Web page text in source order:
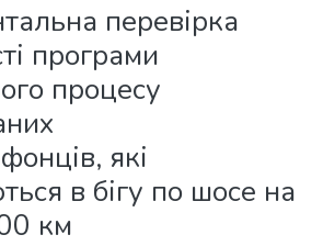
перевірка
програми
процесу
які
в бігу по шосе на
км